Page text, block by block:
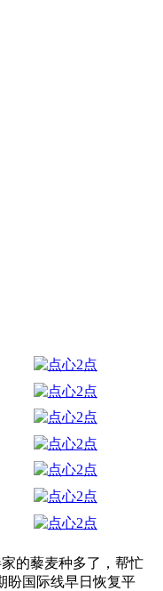
的藜麦种多了，帮忙
盼国际线早日恢复平